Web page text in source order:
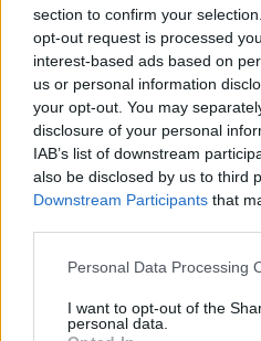
section to confirm your
opt-out request is processed
interest-based ads based on
us or personal information
your opt-out. You may
disclosure of your personal
IAB’s list of downstream
also be disclosed by us to third
Downstream Participants that
Personal Data Processing
I want to opt-out of the
personal data.
πραγματική προστασία.
Και υπάρχει μια
πάντα: η ποσότητα.
Οι περισσότεροι
περίπου το μισό από όσο
νομίζουν ότι είναι
πραγματικότητα δεν είναι.
Ο ήλιος δεν